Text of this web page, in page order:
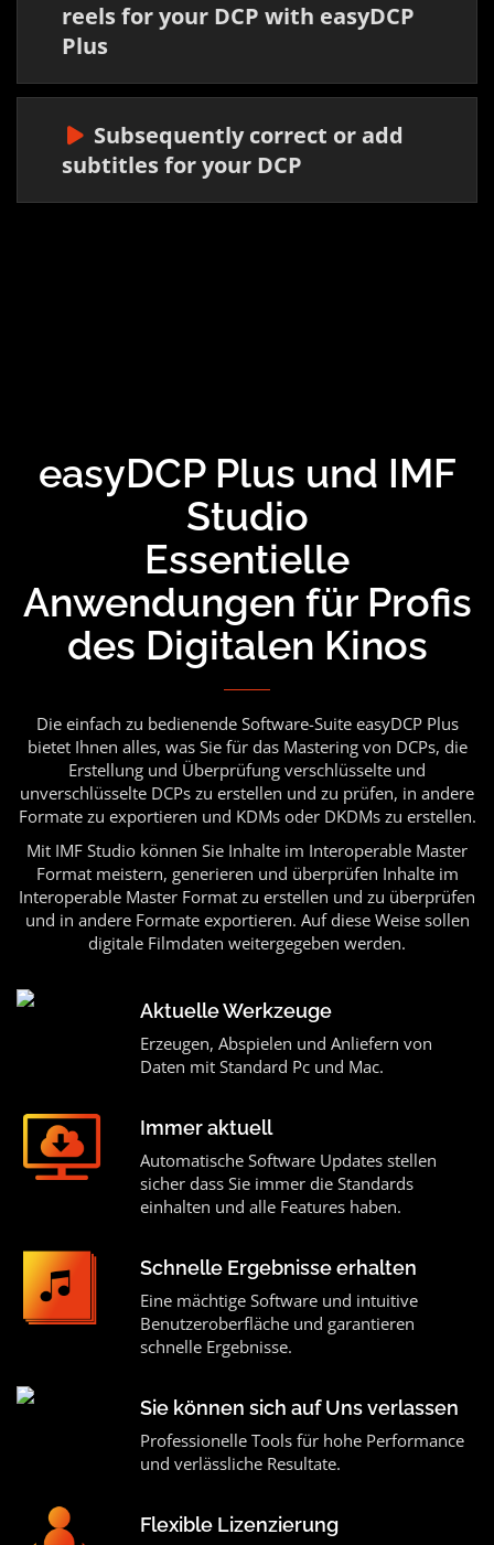
reels for your DCP with easyDCP
Plus
Subsequently correct or add
subtitles for your DCP
easyDCP Plus und IMF
Studio
Essentielle
Anwendungen für Profis
des Digitalen Kinos
Die einfach zu bedienende Software-Suite easyDCP Plus
bietet Ihnen alles, was Sie für das Mastering von DCPs, die
Erstellung und Überprüfung verschlüsselte und
unverschlüsselte DCPs zu erstellen und zu prüfen, in andere
Formate zu exportieren und KDMs oder DKDMs zu erstellen.
Mit IMF Studio können Sie Inhalte im Interoperable Master
Format meistern, generieren und überprüfen Inhalte im
Interoperable Master Format zu erstellen und zu überprüfen
und in andere Formate exportieren. Auf diese Weise sollen
digitale Filmdaten weitergegeben werden.
Aktuelle Werkzeuge
Erzeugen, Abspielen und Anliefern von
Daten mit Standard Pc und Mac.
Immer aktuell
Automatische Software Updates stellen
sicher dass Sie immer die Standards
einhalten und alle Features haben.
Schnelle Ergebnisse erhalten
Eine mächtige Software und intuitive
Benutzeroberfläche und garantieren
schnelle Ergebnisse.
Sie können sich auf Uns verlassen
Professionelle Tools für hohe Performance
und verlässliche Resultate.
Flexible Lizenzierung